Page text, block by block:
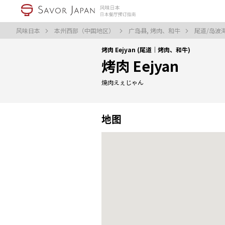
风味日本 本州西部（中国地区） 广岛县, 烤肉、和牛 尾道/岛波
烤肉 Eejyan (尾道｜烤肉、和牛)
烤肉 Eejyan
焼肉えぇじゃん
地图